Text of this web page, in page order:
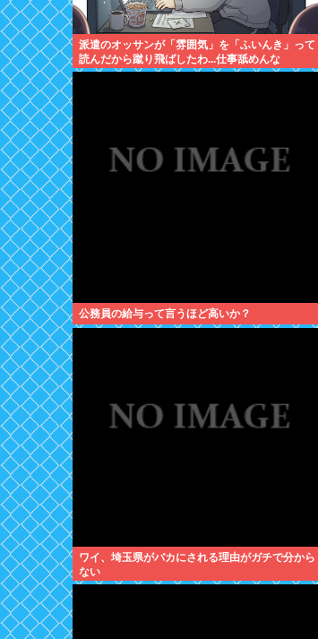
派遣のオッサンが「雰囲気」を「ふいんき」って
読んだから蹴り飛ばしたわ...仕事舐めんな
公務員の給与って言うほど高いか？
ワイ、埼玉県がバカにされる理由がガチで分から
ない